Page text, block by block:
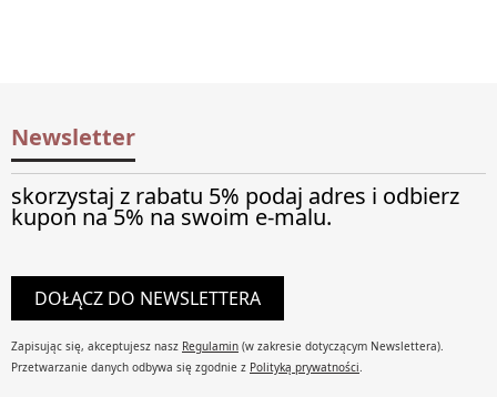
Newsletter
skorzystaj z rabatu 5% podaj adres i odbierz
kupon na 5% na swoim e-malu.
DOŁĄCZ DO NEWSLETTERA
Zapisując się, akceptujesz nasz Regulamin (w zakresie dotyczącym Newslettera).
Przetwarzanie danych odbywa się zgodnie z Polityką prywatności.